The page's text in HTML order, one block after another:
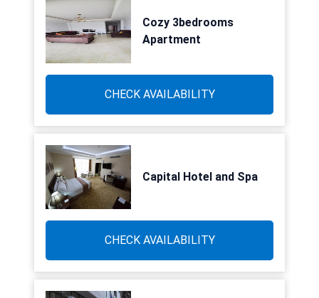
Cozy 3bedrooms
Apartment
CHECK AVAILABILITY
Capital Hotel and Spa
CHECK AVAILABILITY